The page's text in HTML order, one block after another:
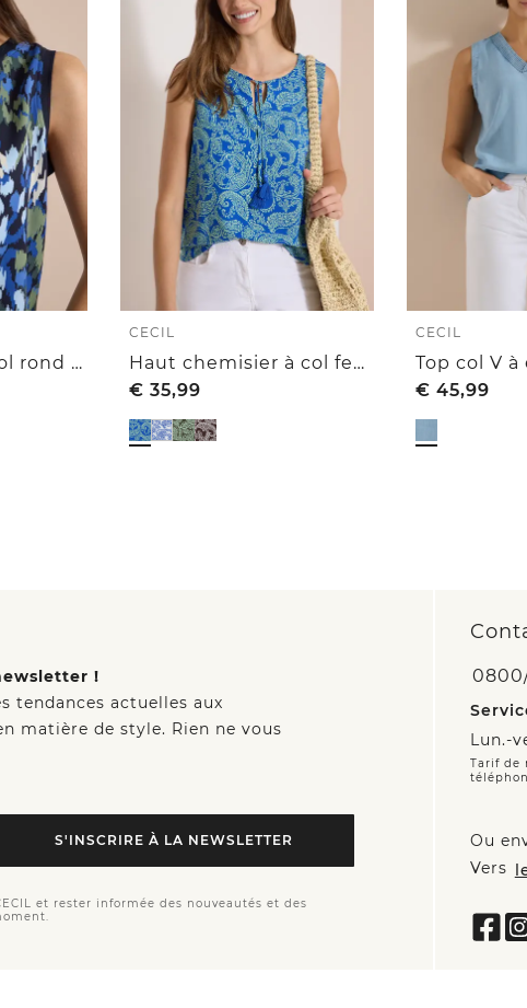
Haut-blouse à col rond et imprimé
CECIL
Haut chemisier à col fendu et imprimé
€ 35,99
CECIL
Top col V
€ 45,99
!
tendances actuelles aux
matière de style. Rien ne vous
S'INSCRIRE À LA NEWSLETTER
et rester informée des nouveautés et des
Lun.-
Tarif de
Ou
Vers